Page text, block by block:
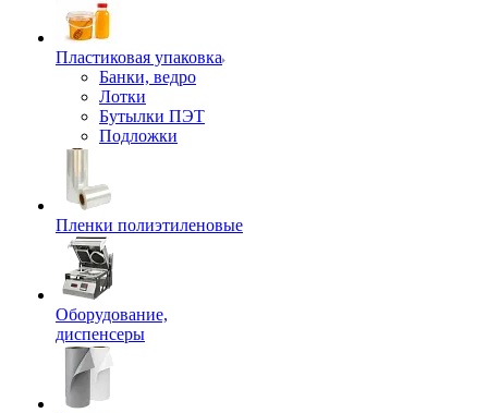
Пластиковая упаковка
Банки, ведро
Лотки
Бутылки ПЭТ
Подложки
Пленки полиэтиленовые
Оборудование,
диспенсеры